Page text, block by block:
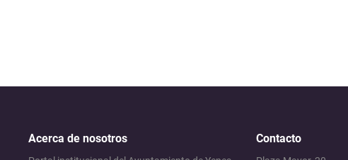
Acerca de nosotros Contacto